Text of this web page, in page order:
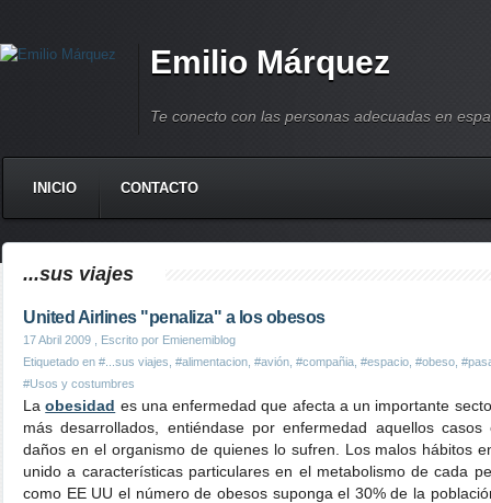
Emilio Márquez
Te conecto con las personas adecuadas en
INICIO CONTACTO
...sus viajes
United Airlines "penaliza" a los obesos
17 Abril 2009 , Escrito por Emienemiblog
Etiquetado en #...sus viajes #alimentacion #avión #compañia #espacio #obeso
#Usos y costumbres
Laobesidad es una enfermedad que afecta a un importante
más desarrollados, entiéndase por enfermedad aquellos
daños en el organismo de quienes lo sufren. Los malos hábitos
unido a características particulares en el metabolismo de cada
como EE UU el número de obesos suponga el 30% de la